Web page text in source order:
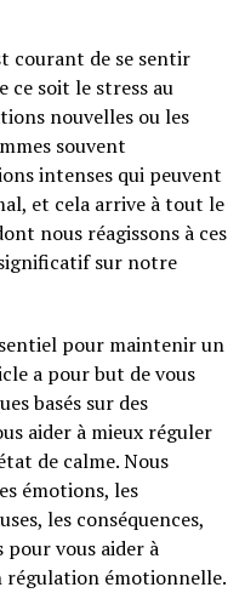
courant de se sentir
ce soit le stress au
nouvelles ou les
souvent
intenses qui peuvent
et cela arrive à tout le
nous réagissons à ces
sur notre
pour maintenir un
a pour but de vous
basés sur des
aider à mieux réguler
de calme. Nous
émotions, les
les conséquences,
pour vous aider à
régulation émotionnelle.